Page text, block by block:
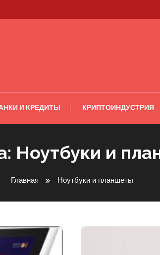
И КРЕДИТЫ КРИПТОИНДУСТРИЯ
Ноутбуки и
Главная Ноутбуки и планшеты